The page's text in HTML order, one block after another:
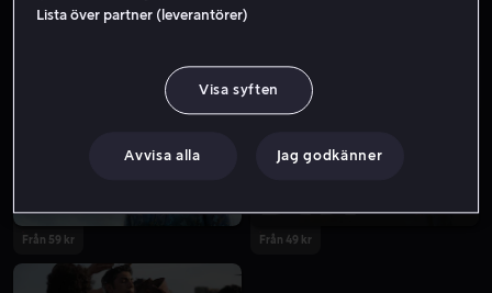
Från 49 kr
Från 59 kr Från 49 kr
Lista över partner (leverantörer)
Visa syften
Avvisa alla Jag godkänner